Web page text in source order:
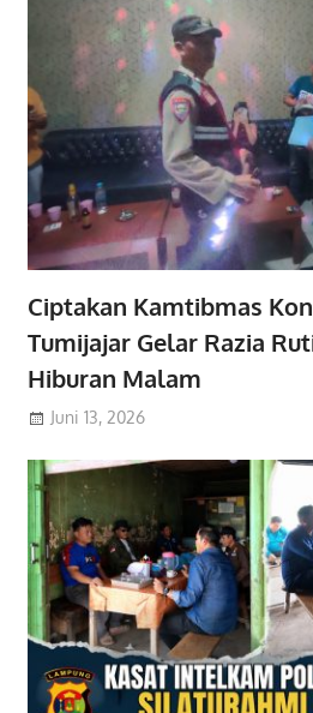
Ciptakan Kamtibmas
Tumijajar Gelar Razia
Hiburan Malam
Juni 13, 2026